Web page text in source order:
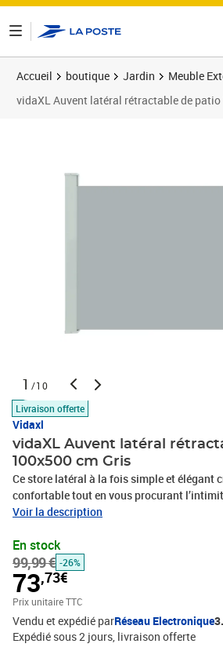
Accueil boutique Jardin Meuble
vidaXL Auvent latéral rétractable de
1 /10
Livraison offerte
Vidaxl
vidaXL Auvent latéral
100x500 cm Gris
Ce store latéral à la fois simple et élégant
confortable tout en vous procurant
besoin sur votre terrasse ou votre balcon.
en polyester résistant aux UV et aux
installée sur une base en acier solide en
store rétractable peut être facilement retiré
également une fonction de retour en
de balcon est facile à assembler. La
accessoires de montage.Couleur :
revêtement en PU + couverture en acier
Voir la description
En stock
99,99 € -26%
73,73€
Prix unitaire TTC
Vendu et expédié parRéseau Electronique
Expédié sous 2 jours livraison offerte